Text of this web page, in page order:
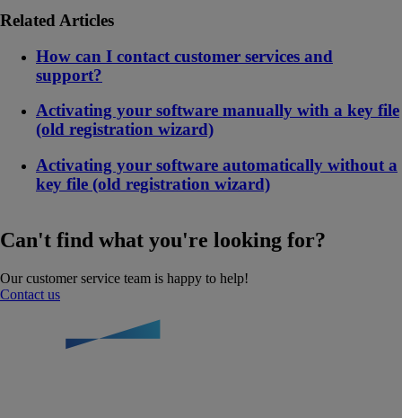
Related Articles
How can I contact customer services and
support?
Activating your software manually with a key file
(old registration wizard)
Activating your software automatically without a
key file (old registration wizard)
Can't find what you're looking for?
Our customer service team is happy to help!
Contact us